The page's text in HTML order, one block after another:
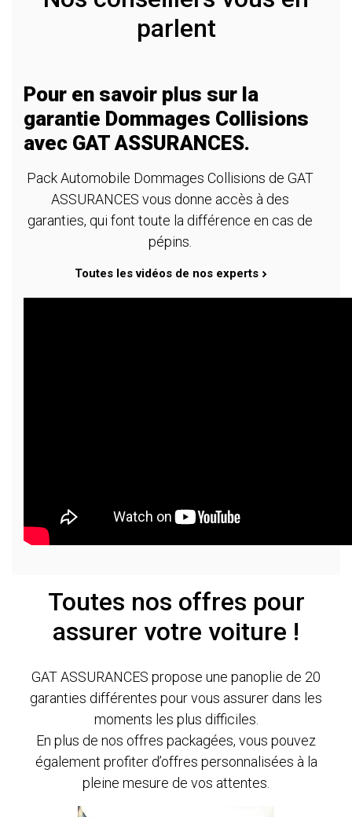
parlent
Pour en savoir plus sur la
garantie Dommages Collisions
avec GAT ASSURANCES.
Pack Automobile Dommages Collisions de GAT
ASSURANCES vous donne accès à des
garanties, qui font toute la différence en cas de
pépins.
Toutes les vidéos de nos experts
Toutes nos offres pour
assurer votre voiture !
GAT ASSURANCES propose une panoplie de 20
garanties différentes pour vous assurer dans les
moments les plus difficiles.
En plus de nos offres packagées, vous pouvez
également profiter d’offres personnalisées à la
pleine mesure de vos attentes.